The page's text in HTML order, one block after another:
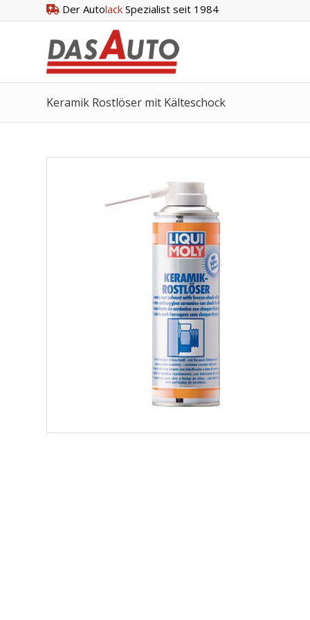
Der Autolack Spezialist seit 1984
Keramik Rostlöser mit Kälteschock